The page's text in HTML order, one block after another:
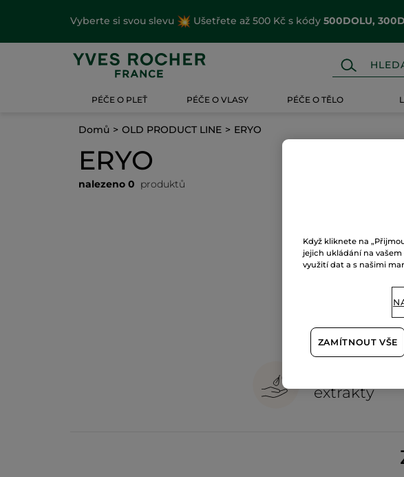
Vyberte si svou slevu Ušetřete až 500 Kč s kódy 500DOLU,
PÉČE O PLEŤ PÉČE O VLASY PÉČE O TĚLO
Domů OLD PRODUCT LINE ERYO
ERYO
nalezeno 0 produktů
extrakty
Když kliknete na
jejich ukládání na
využití dat a s našimi
ZAMÍTNOUT VŠE